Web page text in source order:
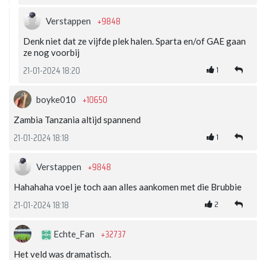
Verstappen +9848
Denk niet dat ze vijfde plek halen. Sparta en/of GAE gaan
ze nog voorbij
21-01-2024 18:20 1
boyke010 +10650
Zambia Tanzania altijd spannend
21-01-2024 18:18 1
Verstappen +9848
Hahahaha voel je toch aan alles aankomen met die Brubbie
21-01-2024 18:18 2
Echte_Fan +32737
Het veld was dramatisch.